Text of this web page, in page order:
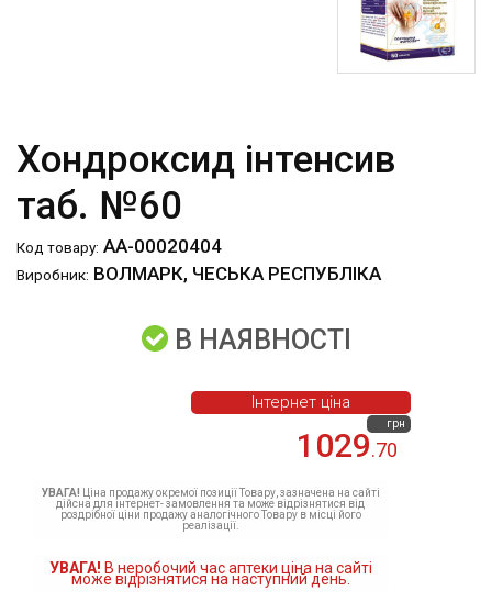
Хондроксид інтенсив
таб. №60
Код товару: АА-00020404
Виробник: ВОЛМАРК, ЧЕСЬКА РЕСПУБЛІКА
В НАЯВНОСТІ
1029.70
грн
Інтернет ціна
УВАГА! Ціна продажу окремої позиції Товару, зазначена на сайті
дійсна для інтернет- замовлення та може відрізнятися від
роздрібної ціни продажу аналогічного Товару в місці його
реалізації.
УВАГА! В неробочий час аптеки ціна на сайті
може відрізнятися на наступний день.